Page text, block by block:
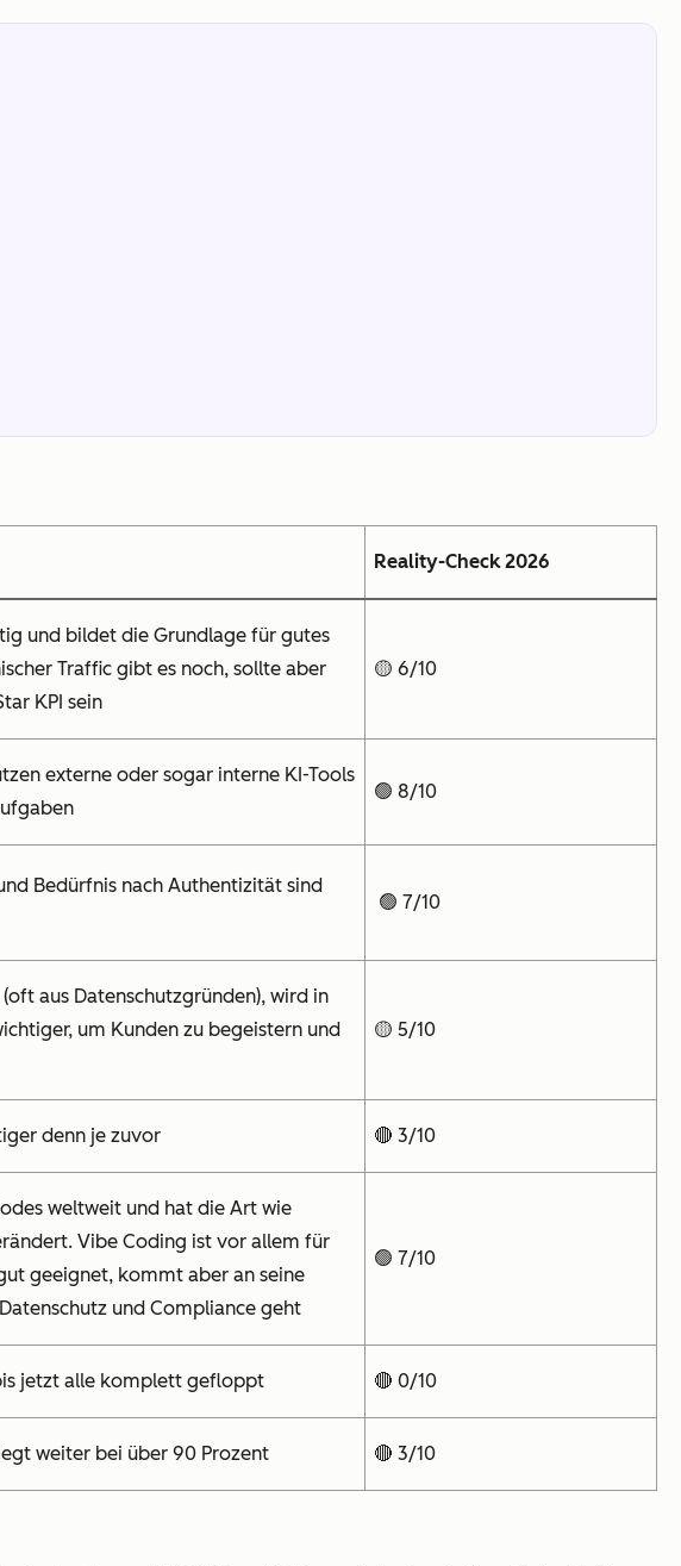
Reality-Check 2026
und bildet die Grundlage für gutes
Traffic gibt es noch, sollte aber
KPI sein
🟡 6/10
externe oder sogar interne KI-Tools
🟢 8/10
Bedürfnis nach Authentizität sind
🟢 7/10
aus Datenschutzgründen), wird in
um Kunden zu begeistern und
🟡 5/10
denn je zuvor 🔴 3/10
weltweit und hat die Art wie
Vibe Coding ist vor allem für
geeignet, kommt aber an seine
und Compliance geht
🟢 7/10
jetzt alle komplett gefloppt 🔴 0/10
weiter bei über 90 Prozent 🔴 3/10